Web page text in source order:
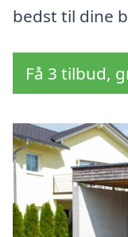
bedst til dine
Få 3 tilbud,